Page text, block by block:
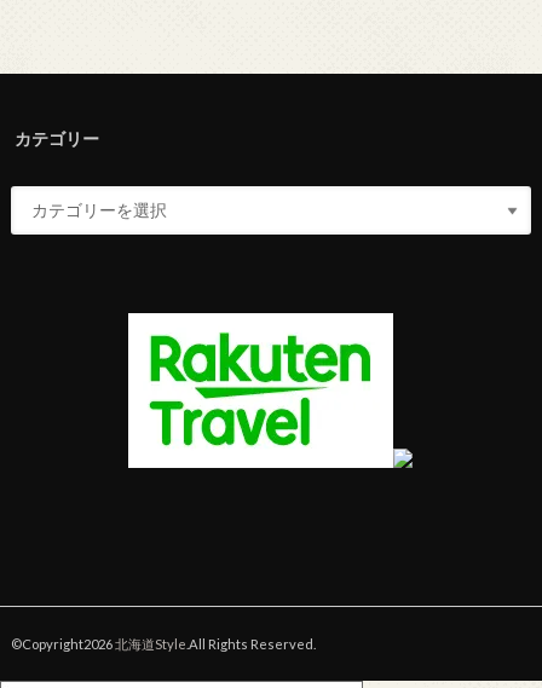
カテゴリー
©Copyright2026北海道Style .All Rights Reserved.